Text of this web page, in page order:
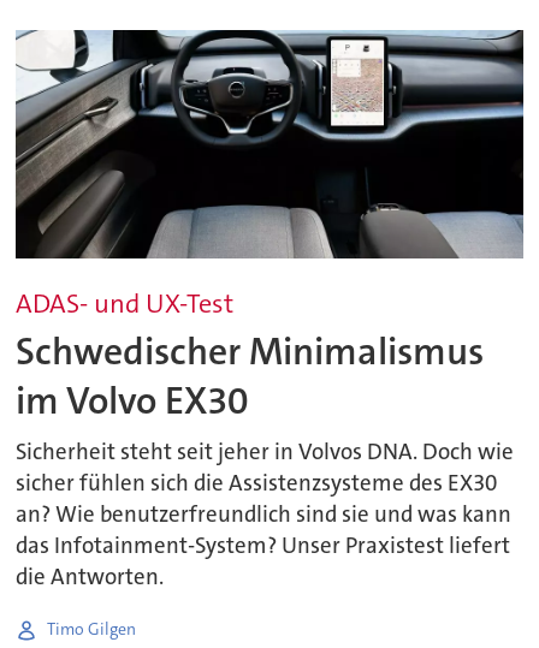
ADAS- und UX-Test
Schwedischer Minimalismus
im Volvo EX30
Sicherheit steht seit jeher in Volvos DNA. Doch wie
sicher fühlen sich die Assistenzsysteme des EX30
an? Wie benutzerfreundlich sind sie und was kann
das Infotainment-System? Unser Praxistest liefert
die Antworten.
Timo Gilgen